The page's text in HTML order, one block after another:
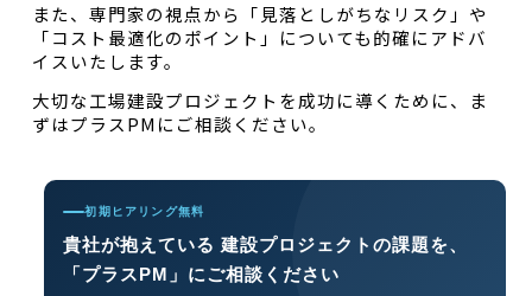
また、専門家の視点から「見落としがちなリスク」や
「コスト最適化のポイント」についても的確にアドバ
イスいたします。
大切な工場建設プロジェクトを成功に導くために、ま
ずはプラスPMにご相談ください。
初期ヒアリング無料
貴社が抱えている 建設プロジェクトの課題を、
「プラスPM」にご相談ください